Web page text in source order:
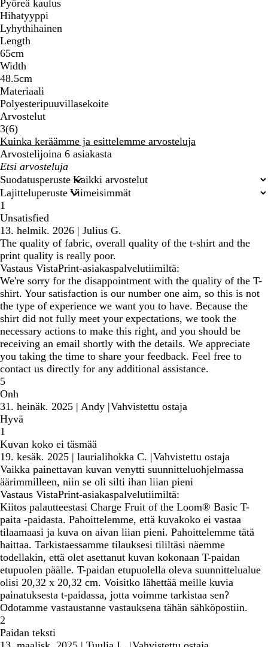
Pyöreä kaulus
Hihatyyppi
Lyhythihainen
Length
65cm
Width
48.5cm
Materiaali
Polyesteripuuvillasekoite
Arvostelut
3(66
arvostelua
)
Kuinka keräämme ja esittelemme arvosteluja
Arvostelijoina 6 asiakasta
Omat
hakusyötteet
Suodatusperuste
Lajitteluperuste
1
Unsatisfied
13. helmik. 2026 | Julius G.
The quality of fabric, overall quality of the t-shirt and the
print quality is really poor.
Vastaus VistaPrint-asiakaspalvelutiimiltä:
We're sorry for the disappointment with the quality of the T-
shirt. Your satisfaction is our number one aim, so this is not
the type of experience we want you to have. Because the
shirt did not fully meet your expectations, we took the
necessary actions to make this right, and you should be
receiving an email shortly with the details. We appreciate
you taking the time to share your feedback. Feel free to
contact us directly for any additional assistance.
5
Onh
31. heinäk. 2025 | Andy |Vahvistettu ostaja
Hyvä
1
Kuvan koko ei täsmää
19. kesäk. 2025 | laurialihokka C. |Vahvistettu ostaja
Vaikka painettavan kuvan venytti suunnitteluohjelmassa
äärimmilleen, niin se oli silti ihan liian pieni
Vastaus VistaPrint-asiakaspalvelutiimiltä:
Kiitos palautteestasi Charge Fruit of the Loom® Basic T-
paita -paidasta. Pahoittelemme, että kuvakoko ei vastaa
tilaamaasi ja kuva on aivan liian pieni. Pahoittelemme tätä
haittaa. Tarkistaessamme tilauksesi tililtäsi näemme
todellakin, että olet asettanut kuvan kokonaan T-paidan
etupuolen päälle. T-paidan etupuolella oleva suunnittelualue
olisi 20,32 x 20,32 cm. Voisitko lähettää meille kuvia
painatuksesta t-paidassa, jotta voimme tarkistaa sen?
Odotamme vastaustanne vastauksena tähän sähköpostiin.
2
Paidan teksti